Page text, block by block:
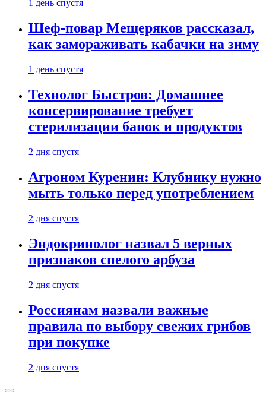
1 день спустя
Шеф-повар Мещеряков рассказал,
как замораживать кабачки на зиму
1 день спустя
Технолог Быстров: Домашнее
консервирование требует
стерилизации банок и продуктов
2 дня спустя
Агроном Куренин: Клубнику нужно
мыть только перед употреблением
2 дня спустя
Эндокринолог назвал 5 верных
признаков спелого арбуза
2 дня спустя
Россиянам назвали важные
правила по выбору свежих грибов
при покупке
2 дня спустя